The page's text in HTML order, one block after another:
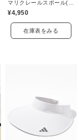
¥4,950
在庫表をみる